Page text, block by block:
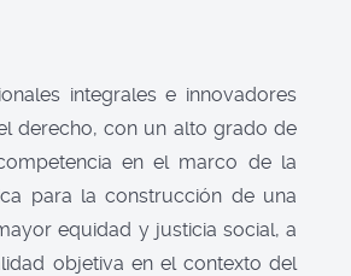
integrales e innovadores
derecho, con un alto grado de
en el marco de la
para la construcción de una
equidad y justicia social, a
objetiva en el contexto del